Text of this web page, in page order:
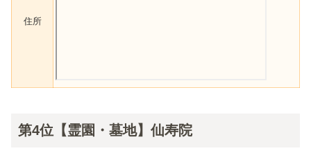
住所
第4位【霊園・墓地】仙寿院